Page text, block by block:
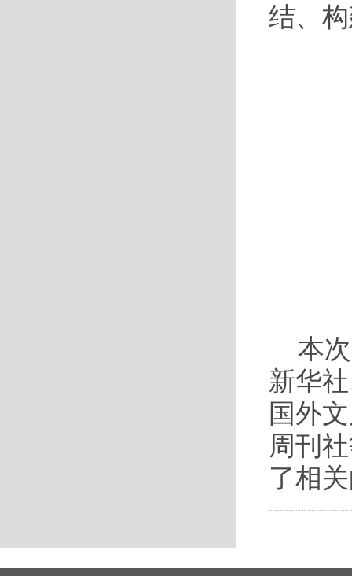
结、
本
新华
国外
周刊
了相